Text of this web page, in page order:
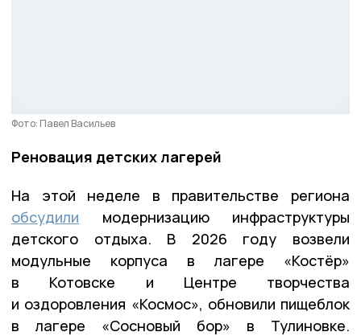
Фото: Павел Васильев
Реновация детских лагерей
На этой неделе в правительстве региона
обсудили модернизацию инфраструктуры
детского отдыха. В 2026 году возвели
модульные корпуса в лагере «Костёр»
в Котовске и Центре творчества
и оздоровления «Космос», обновили пищеблок
в лагере «Сосновый бор» в Тулиновке.